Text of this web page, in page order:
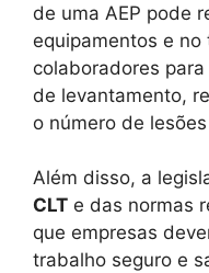
de uma AEP pode
equipamentos e
colaboradores
de levantamento,
o número de
Além disso, a
CLT e das normas
que empresas
trabalho seguro e